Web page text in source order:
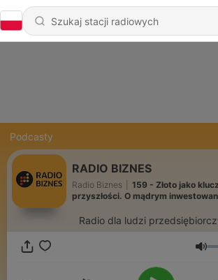
Podcasty
RADIO BIZNES
Radio Biznes
159 - Złoto jako
przyszłości. O mądrym
Radio dla ludzi